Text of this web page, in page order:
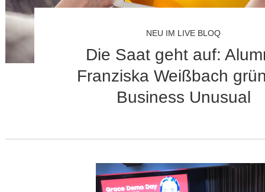
NEU IM LIVE BLOQ
Die Saat geht auf:
Franziska Weißbach
Business Unusual